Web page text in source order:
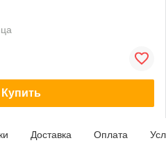
Купить
Доставка Оплата